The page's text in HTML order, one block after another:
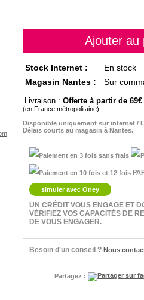
Stock Internet :
En stock
Magasin Nantes :
Sur
Livraison : Offerte à partir de 69
(en France métropolitaine)
Disponible uniquement sur internet /
Délais courts au magasin à Nantes.
simuler avec Oney
UN CRÉDIT VOUS ENGAGE ET
VÉRIFIEZ VOS CAPACITÉS DE
DE VOUS ENGAGER.
Besoin d'un conseil ? Nous
Partagez :